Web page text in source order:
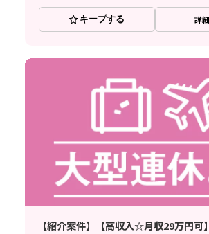
キープする 詳
【紹介案件】【高収入☆月収29万円可